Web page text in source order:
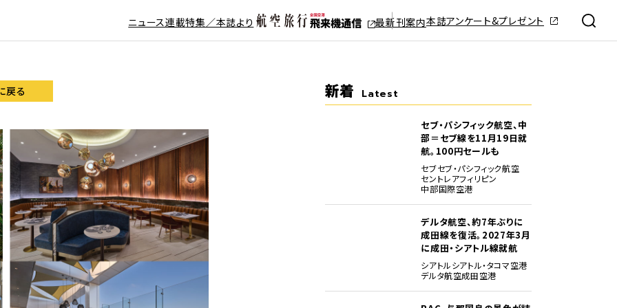
ニュース連載特集／本誌より 最新刊案内本誌アンケート&プレゼント
戻る 新着 Latest
セブ・パシフィック航空、中
部＝セブ線を11月19日就
航。100円セールも
セブセブ・パシフィック航空
セントレアフィリピン
中部国際空港
デルタ航空、約7年ぶりに
成田線を復活。2027年3月
に成田・シアトル線就航
シアトルシアトル・タコマ空港
デルタ航空成田空港